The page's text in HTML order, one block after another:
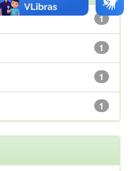
1
1
1
1